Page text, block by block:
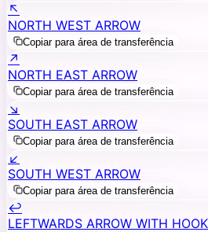
↖️
NORTH WEST ARROW
Copiar para área de transferência
↗️
NORTH EAST ARROW
Copiar para área de transferência
↘️
SOUTH EAST ARROW
Copiar para área de transferência
↙️
SOUTH WEST ARROW
Copiar para área de transferência
↩️
LEFTWARDS ARROW WITH HOOK